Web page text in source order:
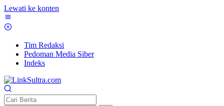
Lewati ke konten
Tim Redaksi
Pedoman Media Siber
Indeks